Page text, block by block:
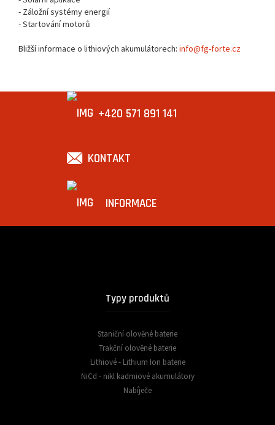
- Záložní systémy energií
- Startování motorů
Bližší informace o lithiových akumulátorech: info@fg-forte.cz
+420 571 891 141
KONTAKT
INFORMACE
Typy produktů
Staniční olověné baterie
Trakční olověné baterie
Lithiové - Lithium Ion baterie
NiCd - nikl kadmiové akumulátory
Nabíječe